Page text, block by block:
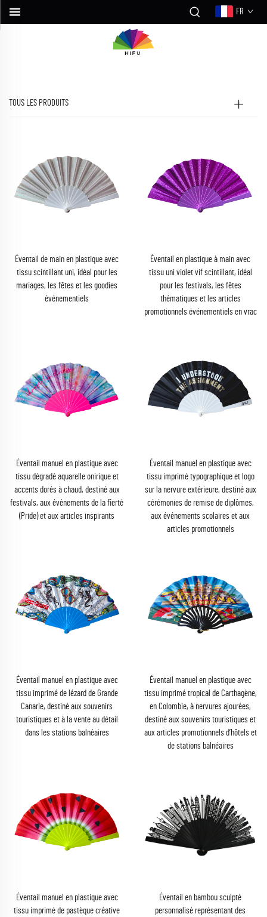
FR
TOUS LES PRODUITS
Éventail de main en plastique avec
tissu scintillant uni, idéal pour les
mariages, les fêtes et les goodies
événementiels
Éventail en plastique à main avec
tissu uni violet vif scintillant, idéal
pour les festivals, les fêtes
thématiques et les articles
promotionnels événementiels en vrac
Éventail manuel en plastique avec
tissu dégradé aquarelle onirique et
accents dorés à chaud, destiné aux
festivals, aux événements de la fierté
(Pride) et aux articles inspirants
Éventail manuel en plastique avec
tissu imprimé typographique et logo
sur la nervure extérieure, destiné aux
cérémonies de remise de diplômes,
aux événements scolaires et aux
articles promotionnels
Éventail manuel en plastique avec
tissu imprimé de lézard de Grande
Canarie, destiné aux souvenirs
touristiques et à la vente au détail
dans les stations balnéaires
Éventail manuel en plastique avec
tissu imprimé tropical de Carthagène,
en Colombie, à nervures ajourées,
destiné aux souvenirs touristiques et
aux articles promotionnels d’hôtels et
de stations balnéaires
Éventail manuel en plastique avec
tissu imprimé de pastèque créative
Éventail en bambou sculpté
personnalisé représentant des